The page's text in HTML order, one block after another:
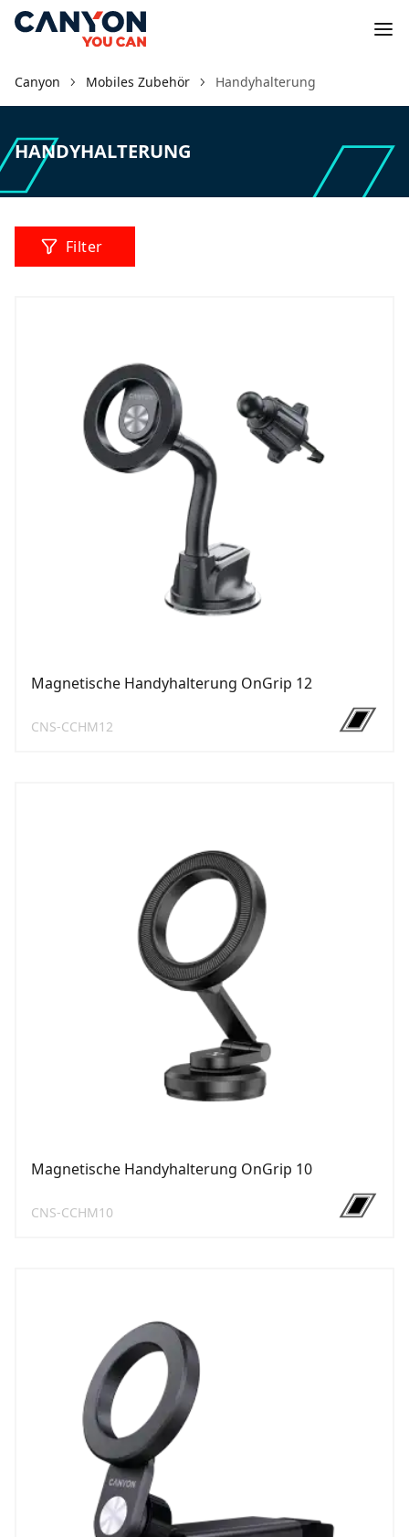
Canyon Mobiles Zubehör Handyhalterung
HANDYHALTERUNG
Filter
Magnetische Handyhalterung OnGrip 12
CNS-CCHM12
Magnetische Handyhalterung OnGrip 10
CNS-CCHM10